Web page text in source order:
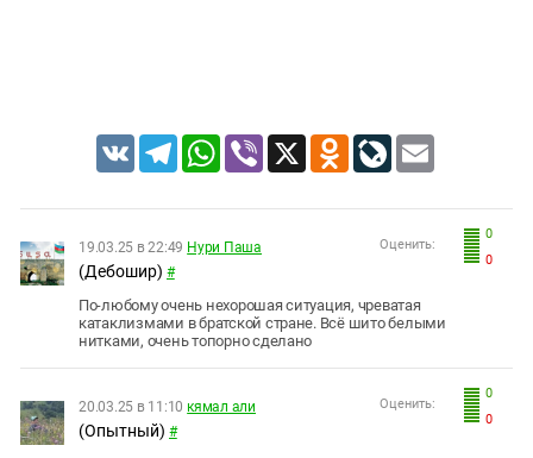
VK TelegramWhatsApp
Viber X Odnoklassniki
LiveJournal
Email
0
0
Оценить:
19.03.25 в 22:49 Нури Паша
(Дебошир) #
По-любому очень нехорошая ситуация, чреватая
катаклизмами в братской стране. Всё шито белыми
нитками, очень топорно сделано
0
0
Оценить:
20.03.25 в 11:10 кямал али
(Опытный) #